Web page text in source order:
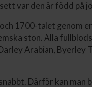
var den är född på
1700-talet genom
ston. Alla
Arabian, Byerley
Därför kan man